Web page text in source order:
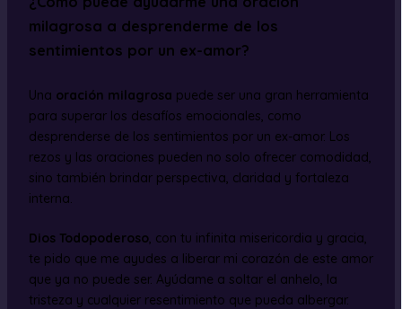
milagrosa a desprenderme de los
sentimientos por un ex-amor?
Una oración milagrosa puede ser una gran herramienta
para superar los desafíos emocionales, como
desprenderse de los sentimientos por un ex-amor. Los
rezos y las oraciones pueden no solo ofrecer comodidad,
sino también brindar perspectiva, claridad y fortaleza
interna.
Dios Todopoderoso, con tu infinita misericordia y gracia,
te pido que me ayudes a liberar mi corazón de este amor
que ya no puede ser. Ayúdame a soltar el anhelo, la
tristeza y cualquier resentimiento que pueda albergar.